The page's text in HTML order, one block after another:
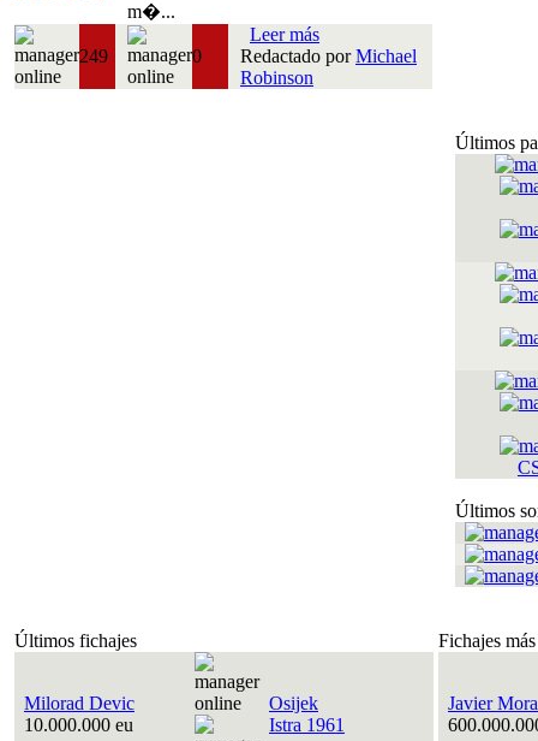
m�...
249 0
Leer más
Redactado porMichael
Robinson
Últimos
Últimos
Últimos fichajes Fichajes
Milorad Devic
10.000.000 eu
Osijek
Istra 1961
Javier